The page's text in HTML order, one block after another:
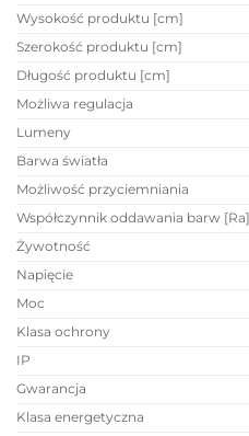
Wysokość produktu [cm]
Szerokość produktu [cm]
Długość produktu [cm]
Możliwa regulacja
Lumeny
Barwa światła
Możliwość przyciemniania
Współczynnik oddawania barw [Ra]
Żywotność
Napięcie
Moc
Klasa ochrony
IP
Gwarancja
Klasa energetyczna